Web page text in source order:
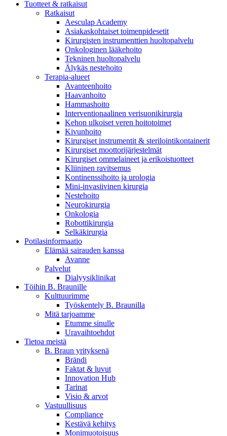
Tuotekatalogi
Etsitkö tiettyä tuotetta? Tuotekatalogista löydät kattavan
Lomadialyysi
Dialyysihoidon tarve ei estä matkustamista. B. Braunilla on
Avoimet työpaikat
Tutustu uramahdollisuuksiin B. Braunilla. Avoimet työpaikat
Ota yhteyttä
Soita, lähetä sähköpostia tai täytä yhteydenottolomake.
Tuotteet & ratkaisut
Ratkaisut
Aesculap Academy
Asiakaskohtaiset toimenpidesetit
Kirurgisten instrumenttien huoltopalvelu
Onkologinen lääkehoito
Tekninen huoltopalvelu
Älykäs nestehoito
Terapia-alueet
Avanteenhoito
Haavanhoito
Hammashoito
Interventionaalinen verisuonikirurgia
Kehon ulkoiset veren hoitotoimet
Kivunhoito
Kirurgiset instrumentit & sterilointikontainerit
Kirurgiset moottorijärjestelmät
Kirurgiset ommelaineet ja erikoistuotteet
Kliininen ravitsemus
Kontinenssihoito ja urologia
Mini-invasiivinen kirurgia
Nestehoito
Neurokirurgia
Onkologia
Robottikirurgia
Selkäkirurgia
Potilasinformaatio
Elämää sairauden kanssa
Avanne
Palvelut
Dialyysiklinikat
Töihin B. Braunille
Kulttuurimme
Työskentely B. Braunilla
Mitä tarjoamme
Etumme sinulle
Uravaihtoehdot
Tietoa meistä
B. Braun yrityksenä
Brändi
Faktat & luvut
Innovation Hub
Tarinat
Visio & arvot
Vastuullisuus
Compliance
Kestävä kehitys
Monimuotoisuus